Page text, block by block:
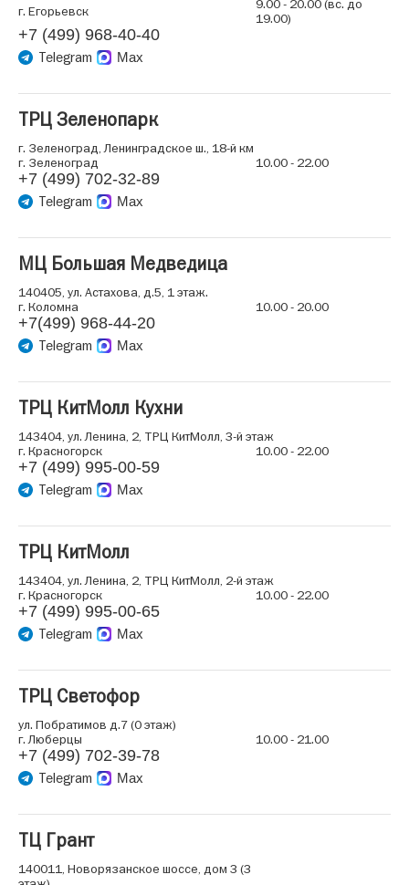
г. Егорьевск
9.00 - 20.00 (вс. до
19.00)
+7 (499) 968-40-40
Telegram Max
ТРЦ Зеленопарк
г. Зеленоград, Ленинградское ш., 18-й км
г. Зеленоград
10.00 - 22.00
+7 (499) 702-32-89
Telegram Max
МЦ Большая Медведица
140405, ул. Астахова, д.5, 1 этаж.
г. Коломна
10.00 - 20.00
+7(499) 968-44-20
Telegram Max
ТРЦ КитМолл Кухни
143404, ул. Ленина, 2, ТРЦ КитМолл, 3-й этаж
г. Красногорск
10.00 - 22.00
+7 (499) 995-00-59
Telegram Max
ТРЦ КитМолл
143404, ул. Ленина, 2, ТРЦ КитМолл, 2-й этаж
г. Красногорск
10.00 - 22.00
+7 (499) 995-00-65
Telegram Max
ТРЦ Светофор
ул. Побратимов д.7 (0 этаж)
г. Люберцы
10.00 - 21.00
+7 (499) 702-39-78
Telegram Max
ТЦ Грант
140011, Новорязанское шоссе, дом 3 (3